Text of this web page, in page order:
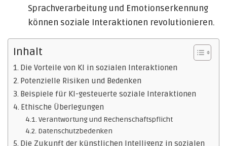
Sprachverarbeitung und Emotionserkennung
können soziale Interaktionen revolutionieren.
Inhalt
Die Vorteile von KI in sozialen Interaktionen
Potenzielle Risiken und Bedenken
Beispiele für KI-gesteuerte soziale Interaktionen
Ethische Überlegungen
Verantwortung und Rechenschaftspflicht
Datenschutzbedenken
Die Zukunft der künstlichen Intelligenz in sozialen